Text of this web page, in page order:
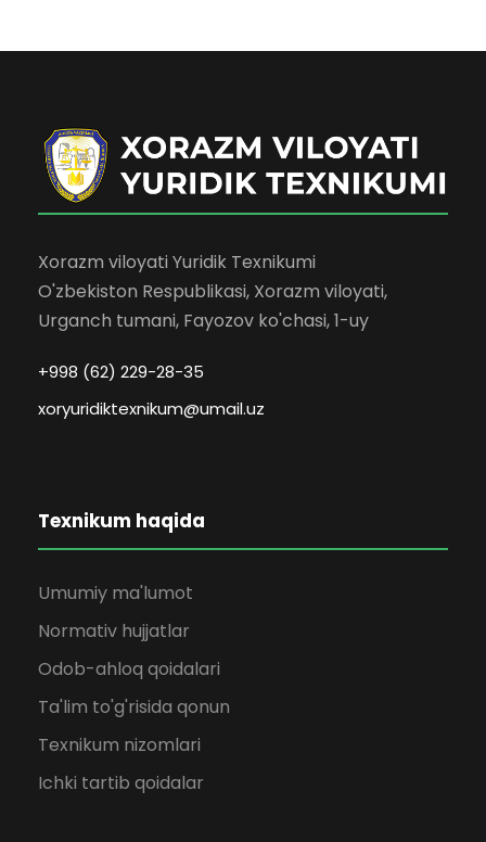
Xorazm viloyati Yuridik Texnikumi
O'zbekiston Respublikasi, Xorazm viloyati,
Urganch tumani, Fayozov ko'chasi, 1-uy
+998 (62) 229-28-35
xoryuridiktexnikum@umail.uz
Texnikum haqida
Umumiy ma'lumot
Normativ hujjatlar
Odob-ahloq qoidalari
Ta'lim to'g'risida qonun
Texnikum nizomlari
Ichki tartib qoidalar